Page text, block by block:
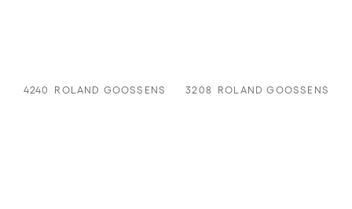
4240 ROLAND GOOSSENS 3208 ROLAND GOOSSENS